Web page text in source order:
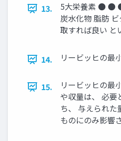
13.
5大栄養素 ● ●
炭水化物 脂肪
取すれば良い と
14. リービッヒの最
15.
リービッヒの最
や収量は、 必要
ち、 与えられた
ものにのみ影響